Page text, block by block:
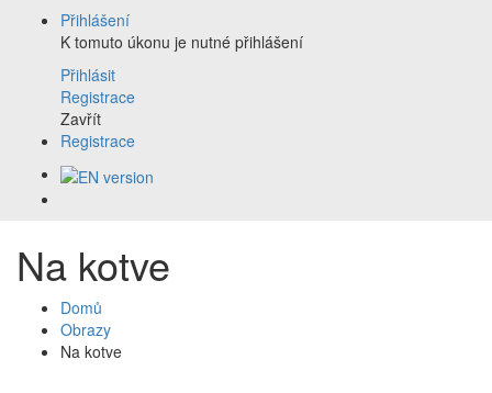
Přihlášení
K tomuto úkonu je nutné přihlášení
Přihlásit
Registrace
Zavřít
Registrace
Na kotve
Domů
Obrazy
Na kotve